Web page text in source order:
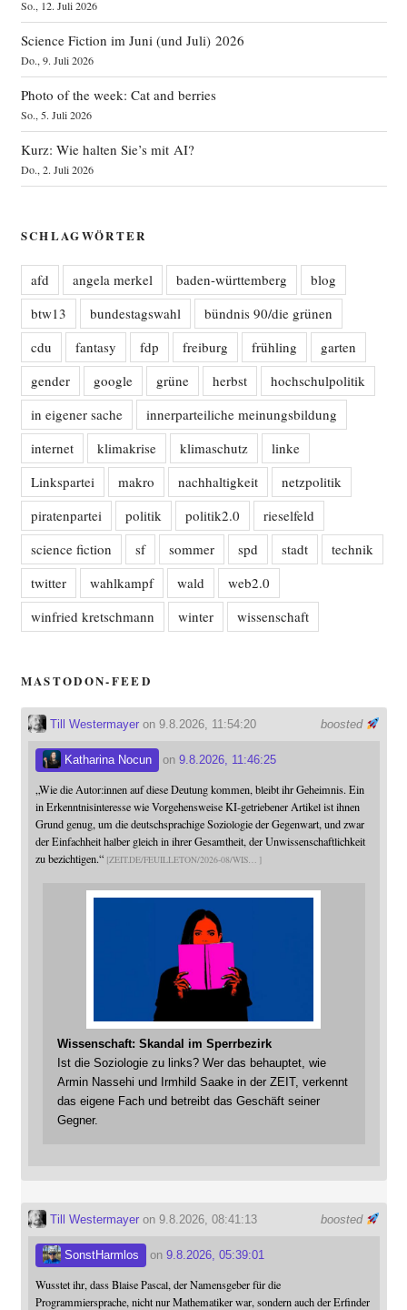
So., 12. Juli 2026
Science Fiction im Juni (und Juli) 2026
Do., 9. Juli 2026
Photo of the week: Cat and berries
So., 5. Juli 2026
Kurz: Wie halten Sie’s mit AI?
Do., 2. Juli 2026
SCHLAGWÖRTER
afd angela merkel baden-württemberg
blog
btw13
bundestagswahl
bündnis 90/die grünen
cdu
fantasy fdp freiburg frühling
garten
gender
google grüne herbst
hochschulpolitik
in eigener sache
innerparteiliche meinungsbildung
internet
klimakrise klimaschutz
linke
Linkspartei
makro nachhaltigkeit
netzpolitik
piratenpartei
politik politik2.0
rieselfeld
science fiction
sf sommer spd stadt
technik
twitter
wahlkampf wald
web2.0
winfried kretschmann
winter wissenschaft
MASTODON-FEED
boosted
Till Westermayeron 9.8.2026, 11:54:20
Katharina Nocun on 9.8.2026, 11:46:25
„Wie die Autor:innen auf diese Deutung kommen, bleibt ihr Geheimnis. Ein
in Erkenntnisinteresse wie Vorgehensweise KI-getriebener Artikel ist ihnen
Grund genug, um die deutschsprachige Soziologie der Gegenwart, und zwar
der Einfachheit halber gleich in ihrer Gesamtheit, der Unwissenschaftlichkeit
zu bezichtigen.“ ZEIT.DE/FEUILLETON/2026-08/WIS
Wissenschaft: Skandal im Sperrbezirk
Ist die Soziologie zu links? Wer das behauptet, wie
Armin Nassehi und Irmhild Saake in der ZEIT, verkennt
das eigene Fach und betreibt das Geschäft seiner
Gegner.
boosted
Till Westermayeron 9.8.2026, 08:41:13
SonstHarmlos on 9.8.2026, 05:39:01
Wusstet ihr, dass Blaise Pascal, der Namensgeber für die
Programmiersprache, nicht nur Mathematiker war, sondern auch der Erfinder